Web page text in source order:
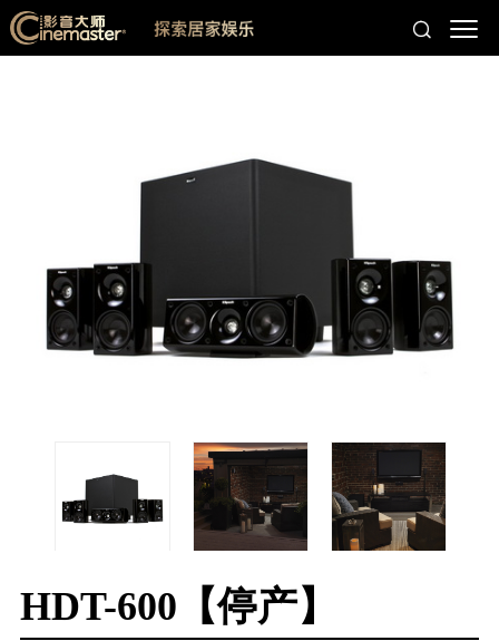
HDT-600【停产】